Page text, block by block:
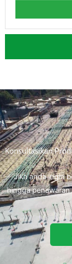
Konsultasikan
Jika anda ingin
hingga